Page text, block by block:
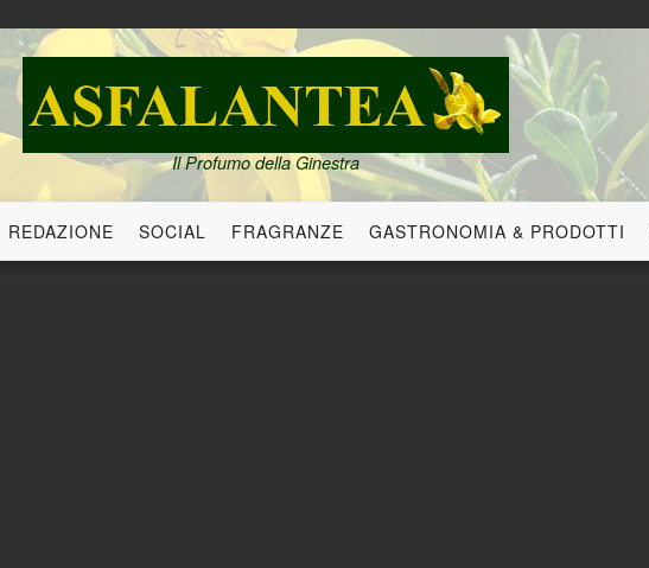
Il Profumo della Ginestra
REDAZIONE SOCIAL FRAGRANZE GASTRONOMIA & PRODOTTI